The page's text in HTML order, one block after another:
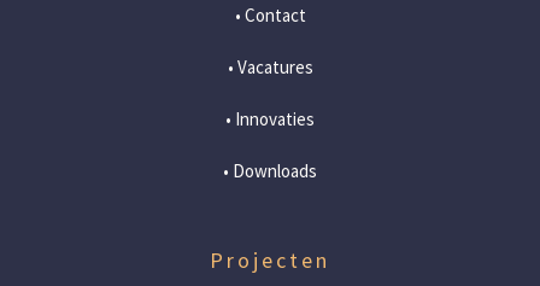
• Contact
• Vacatures
• Innovaties
• Downloads
Projecten